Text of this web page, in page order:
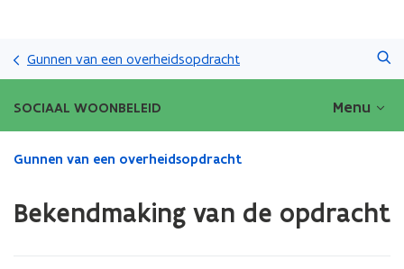
naar
gaan
Gunnen van een overheidsopdracht
SOCIAAL WOONBELEID Menu
Gedaan
Gunnen van een overheidsopdracht
Bekendmaking van de opdracht